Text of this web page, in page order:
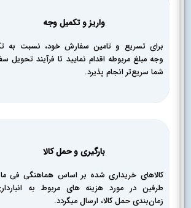
واریز و تکمیل‌ وجه
برای تسریع و تامین سفارش خود، نسبت به تکمیل
وجه مبلغ مربوطه اقدام نمایید تا فرآیند تحویل سفارش
شما سریع‌تر انجام پذیرد.
بارگیری و حمل کالا
کالاهای خریداری شده بر اساس هماهنگی فی ما بین
طرفین در مورد هزینه های مربوط به انبارداری و
زمان‌بندی حمل کالا، ارسال میگردد.